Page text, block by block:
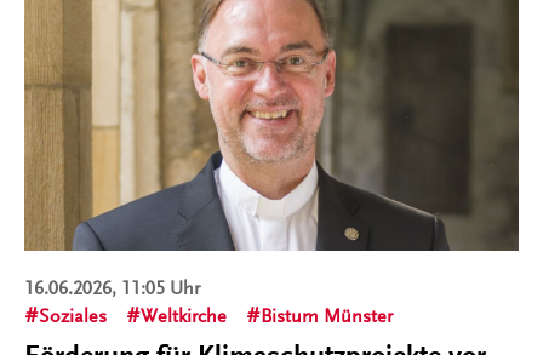
16.06.2026, 11:05 Uhr
Soziales
Weltkirche Bistum Münster